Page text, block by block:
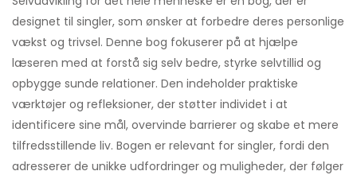
designet til singler, som ønsker at forbedre deres personlige
vækst og trivsel. Denne bog fokuserer på at hjælpe
læseren med at forstå sig selv bedre, styrke selvtillid og
opbygge sunde relationer. Den indeholder praktiske
værktøjer og refleksioner, der støtter individet i at
identificere sine mål, overvinde barrierer og skabe et mere
tilfredsstillende liv. Bogen er relevant for singler, fordi den
adresserer de unikke udfordringer og muligheder, der følger